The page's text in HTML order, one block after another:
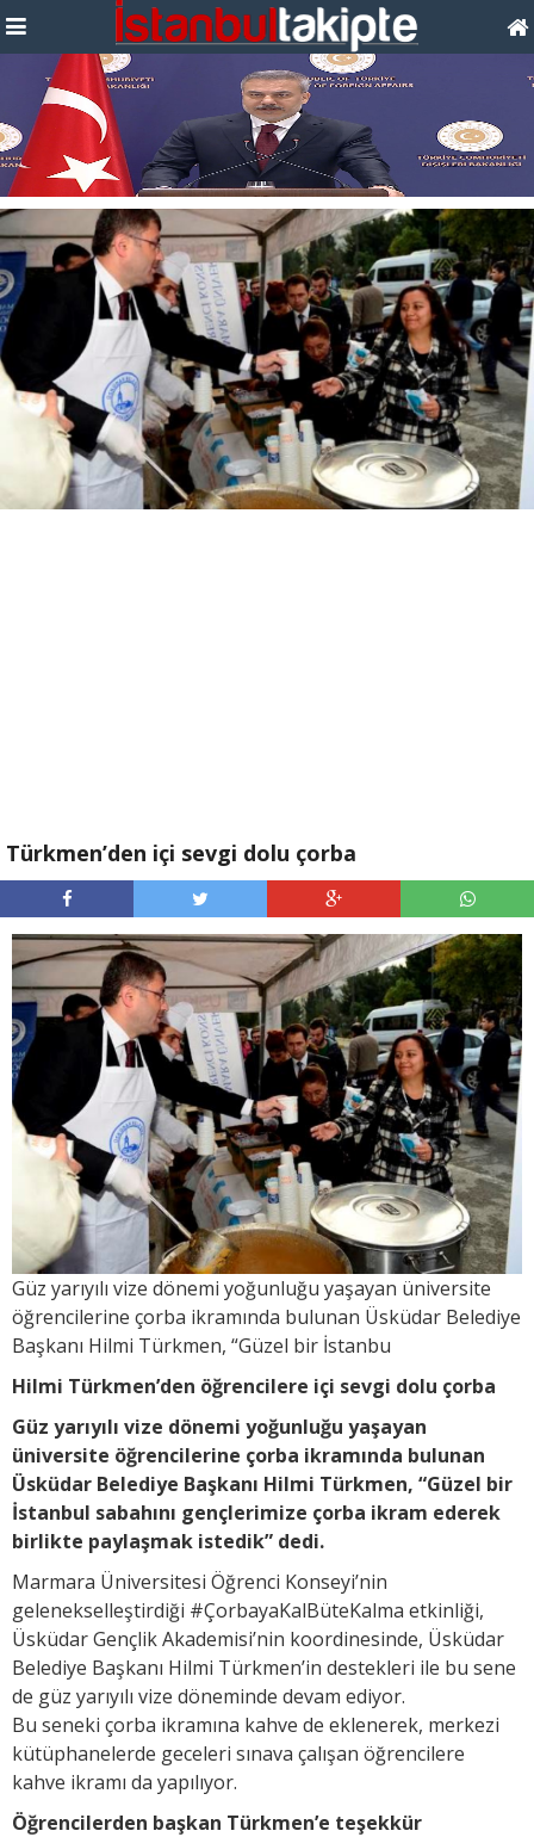
Türkmen’den içi sevgi dolu çorba
Güz yarıyılı vize dönemi yoğunluğu yaşayan üniversite
öğrencilerine çorba ikramında bulunan Üsküdar Belediye
Başkanı Hilmi Türkmen, “Güzel bir İstanbu
Hilmi Türkmen’den öğrencilere içi sevgi dolu çorba
Güz yarıyılı vize dönemi yoğunluğu yaşayan
üniversite öğrencilerine çorba ikramında bulunan
Üsküdar Belediye Başkanı Hilmi Türkmen, “Güzel bir
İstanbul sabahını gençlerimize çorba ikram ederek
birlikte paylaşmak istedik” dedi.
Marmara Üniversitesi Öğrenci Konseyi’nin
gelenekselleştirdiği #ÇorbayaKalBüteKalma etkinliği,
Üsküdar Gençlik Akademisi’nin koordinesinde, Üsküdar
Belediye Başkanı Hilmi Türkmen’in destekleri ile bu sene
de güz yarıyılı vize döneminde devam ediyor.
Bu seneki çorba ikramına kahve de eklenerek, merkezi
kütüphanelerde geceleri sınava çalışan öğrencilere
kahve ikramı da yapılıyor.
Öğrencilerden başkan Türkmen’e teşekkür